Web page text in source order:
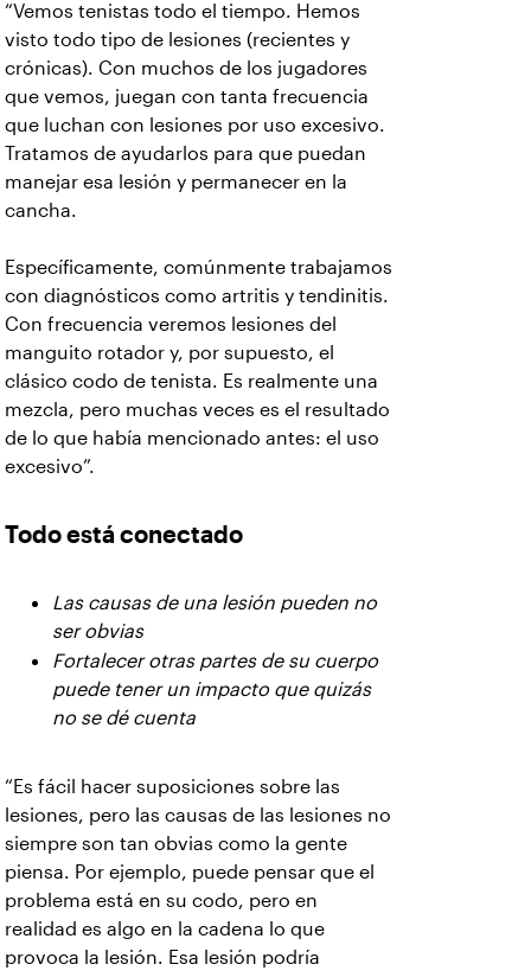
“Vemos tenistas todo el tiempo. Hemos
visto todo tipo de lesiones (recientes y
crónicas). Con muchos de los jugadores
que vemos, juegan con tanta frecuencia
que luchan con lesiones por uso excesivo.
Tratamos de ayudarlos para que puedan
manejar esa lesión y permanecer en la
cancha.
Específicamente, comúnmente trabajamos
con diagnósticos como artritis y tendinitis.
Con frecuencia veremos lesiones del
manguito rotador y, por supuesto, el
clásico codo de tenista. Es realmente una
mezcla, pero muchas veces es el resultado
de lo que había mencionado antes: el uso
excesivo”.
Todo está conectado
Las causas de una lesión pueden no
ser obvias
Fortalecer otras partes de su cuerpo
puede tener un impacto que quizás
no se dé cuenta
“Es fácil hacer suposiciones sobre las
lesiones, pero las causas de las lesiones no
siempre son tan obvias como la gente
piensa. Por ejemplo, puede pensar que el
problema está en su codo, pero en
realidad es algo en la cadena lo que
provoca la lesión. Esa lesión podría